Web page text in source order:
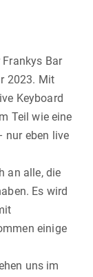
Bar
2023. Mit
Keyboard
Teil wie eine
nur eben live
an alle, die
Es wird
einige
uns im